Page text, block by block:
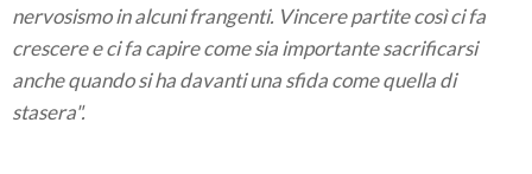
nervosismo in alcuni frangenti. Vincere partite così ci fa
crescere e ci fa capire come sia importante sacrificarsi
anche quando si ha davanti una sfida come quella di
stasera".